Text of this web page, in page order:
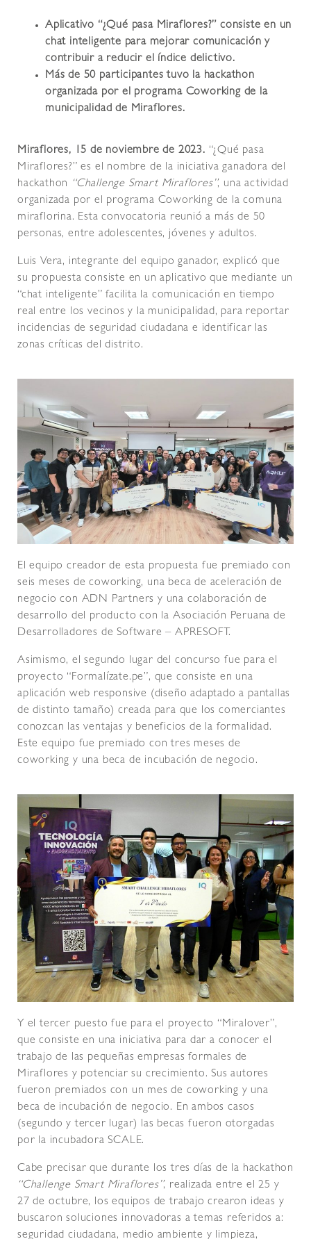
Aplicativo “¿Qué pasa Miraflores?” consiste en un
chat inteligente para mejorar comunicación y
contribuir a reducir el índice delictivo.
Más de 50 participantes tuvo la hackathon
organizada por el programa Coworking de la
municipalidad de Miraflores.
Miraflores, 15 de noviembre de 2023. “¿Qué pasa
Miraflores?” es el nombre de la iniciativa ganadora del
hackathon
“Challenge Smart Miraflores”, una actividad
organizada por el programa Coworking de la comuna
miraflorina. Esta convocatoria reunió a más de 50
personas, entre adolescentes, jóvenes y adultos.
Luis Vera, integrante del equipo ganador, explicó que
su propuesta consiste en un aplicativo que mediante un
“chat inteligente” facilita la comunicación en tiempo
real entre los vecinos y la municipalidad, para reportar
incidencias de seguridad ciudadana e identificar las
zonas críticas del distrito.
El equipo creador de esta propuesta fue premiado con
seis meses de coworking, una beca de aceleración de
negocio con ADN Partners y una colaboración de
desarrollo del producto con la Asociación Peruana de
Desarrolladores de Software – APRESOFT.
Asimismo, el segundo lugar del concurso fue para el
proyecto “Formalízate.pe”, que consiste en una
aplicación web responsive (diseño adaptado a pantallas
de distinto tamaño) creada para que los comerciantes
conozcan las ventajas y beneficios de la formalidad.
Este equipo fue premiado con tres meses de
coworking y una beca de incubación de negocio.
Y el tercer puesto fue para el proyecto “Miralover”,
que consiste en una iniciativa para dar a conocer el
trabajo de las pequeñas empresas formales de
Miraflores y potenciar su crecimiento. Sus autores
fueron premiados con un mes de coworking y una
beca de incubación de negocio. En ambos casos
(segundo y tercer lugar) las becas fueron otorgadas
por la incubadora SCALE.
Cabe precisar que durante los tres días de la hackathon
“Challenge Smart Miraflores”, realizada entre el 25 y
27 de octubre, los equipos de trabajo crearon ideas y
buscaron soluciones innovadoras a temas referidos a:
seguridad ciudadana, medio ambiente y limpieza,